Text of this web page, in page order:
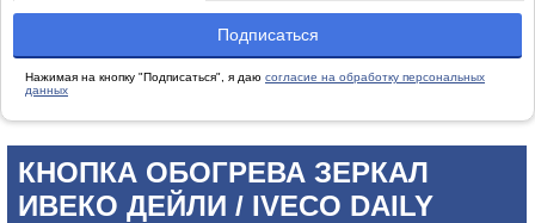
Нажимая на кнопку "Подписаться", я даю согласие на обработку персональных
данных
КНОПКА ОБОГРЕВА ЗЕРКАЛ
ИВЕКО ДЕЙЛИ / IVECO DAILY